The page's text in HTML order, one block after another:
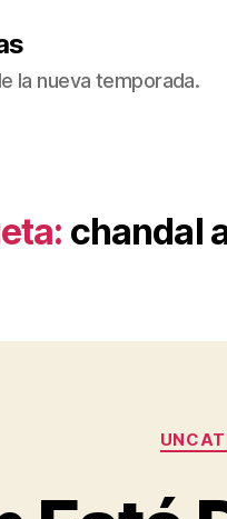
la nueva temporada.
chandal